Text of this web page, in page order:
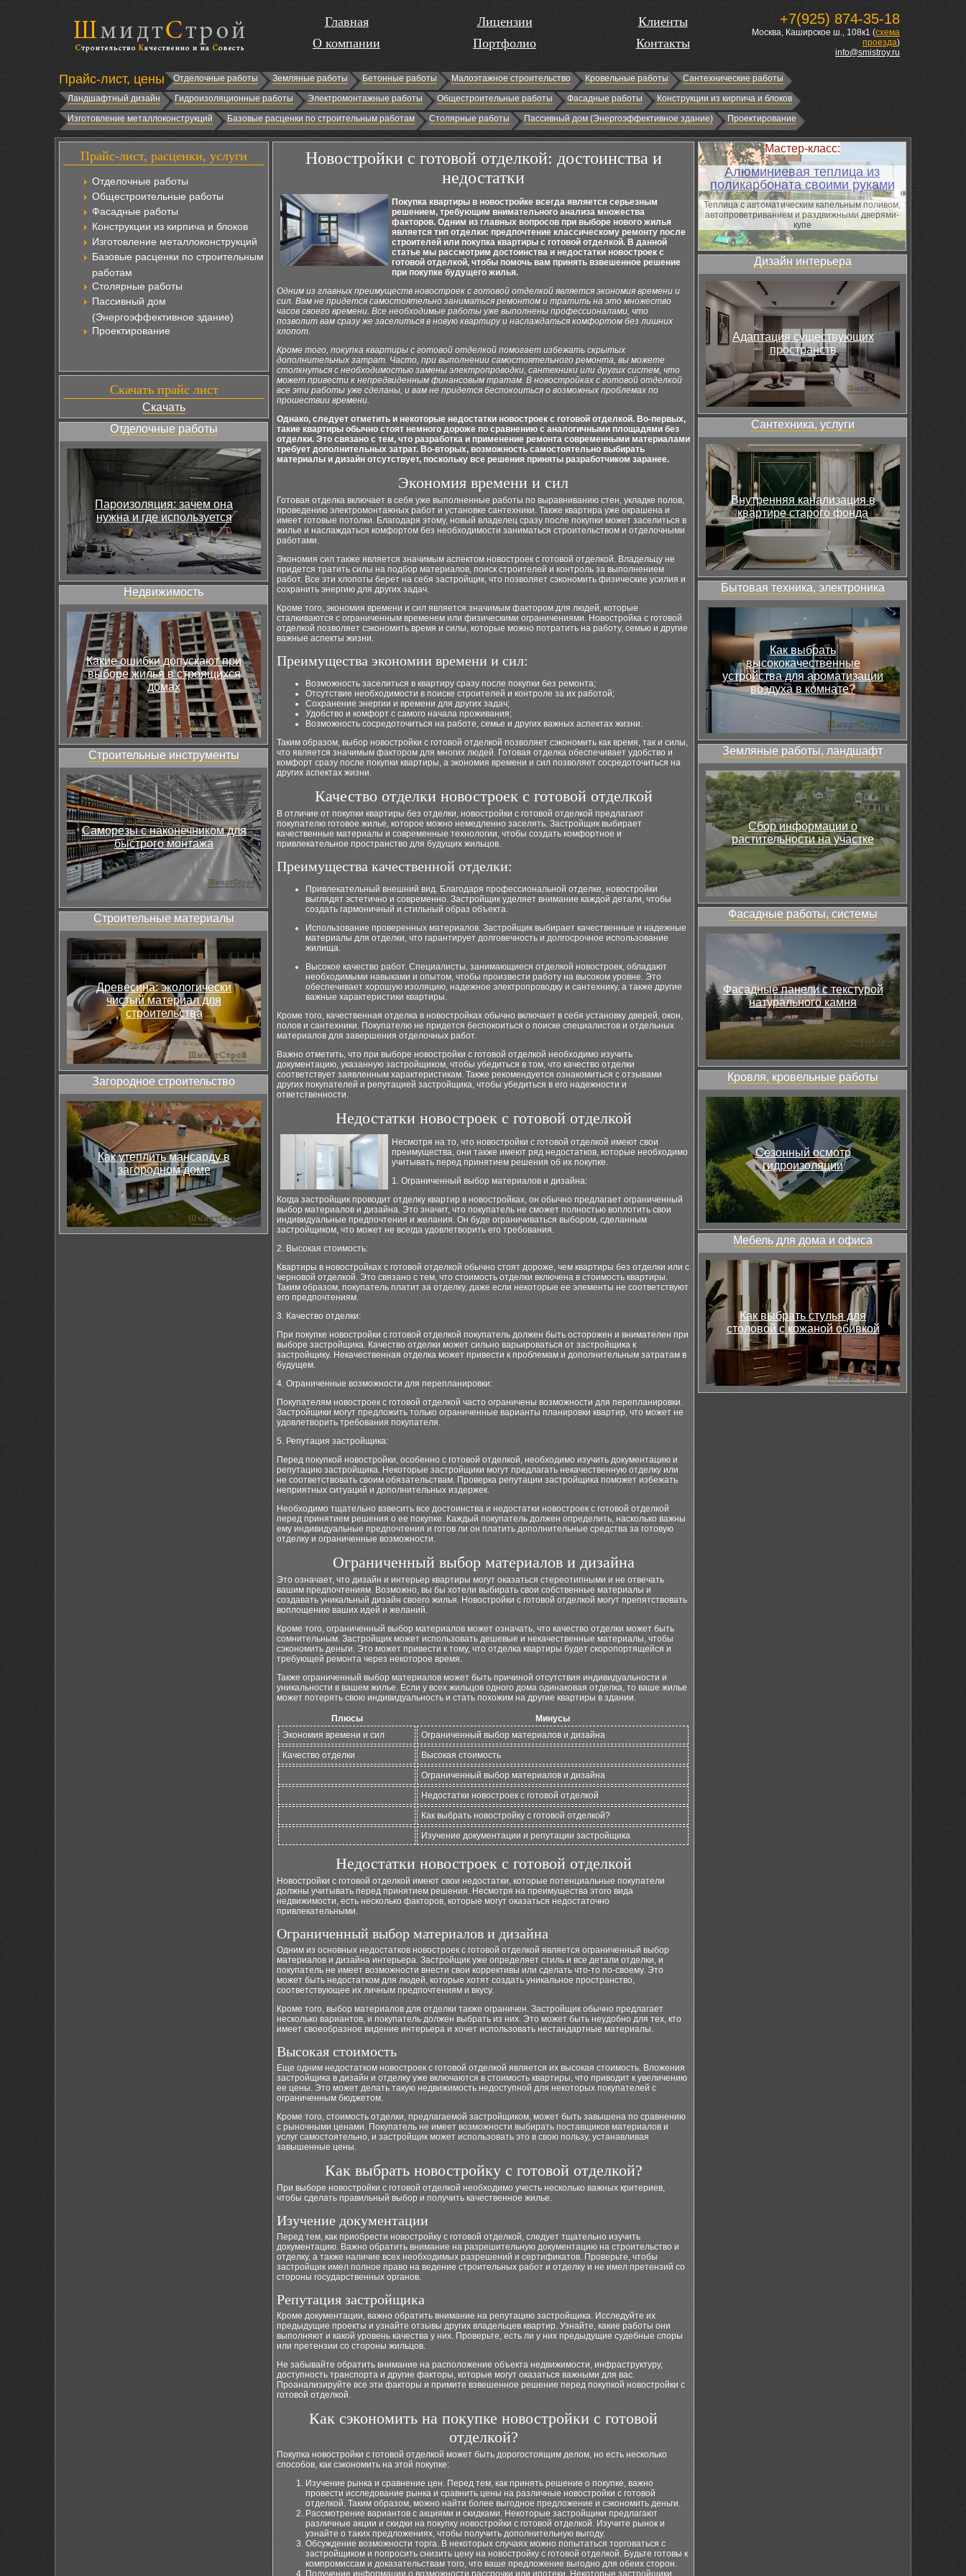
Главная
О компании
Лицензии
Портфолио
Клиенты
Контакты
+7(925) 874-35-18
Москва, Каширское ш., 108к1 (схема
проезда)
info@smistroy.ru
Прайс-лист, цены Отделочные работы Земляные работы Бетонные работы Малоэтажное строительство Кровельные работы
Сантехнические работы
Ландшафтный дизайн
Гидроизоляционные работы Электромонтажные работы Общестроительные работы Фасадные работы
Конструкции из кирпича и блоков
Изготовление металлоконструкций
Базовые расценки по строительным работам Столярные работы Пассивный дом (Энергоэффективное здание) Проектирование
Прайс-лист, расценки, услуги
Отделочные работы
Общестроительные работы
Фасадные работы
Конструкции из кирпича и блоков
Изготовление металлоконструкций
Базовые расценки по строительным
работам
Столярные работы
Пассивный дом
(Энергоэффективное здание)
Проектирование
Скачать прайс лист
Скачать
Отделочные работы
Пароизоляция: зачем она
нужна и где используется
Недвижимость
Какие ошибки допускают при
выборе жилья в строящихся
домах
Строительные инструменты
Саморезы с наконечником для
быстрого монтажа
Строительные материалы
Древесина: экологически
чистый материал для
строительства
Загородное строительство
Как утеплить мансарду в
загородном доме
Новостройки с готовой отделкой: достоинства и
недостатки
Покупка квартиры в новостройке всегда является серьезным
решением, требующим внимательного анализа множества
факторов. Одним из главных вопросов при выборе нового жилья
является тип отделки: предпочтение классическому ремонту после
строителей или покупка квартиры с готовой отделкой. В данной
статье мы рассмотрим достоинства и недостатки новостроек с
готовой отделкой, чтобы помочь вам принять взвешенное решение
при покупке будущего жилья.
Одним из главных преимуществ новостроек с готовой отделкой является экономия времени и
сил. Вам не придется самостоятельно заниматься ремонтом и тратить на это множество
часов своего времени. Все необходимые работы уже выполнены профессионалами, что
позволит вам сразу же заселиться в новую квартиру и наслаждаться комфортом без лишних
хлопот.
Кроме того, покупка квартиры с готовой отделкой помогает избежать скрытых
дополнительных затрат. Часто, при выполнении самостоятельного ремонта, вы можете
столкнуться с необходимостью замены электропроводки, сантехники или других систем, что
может привести к непредвиденным финансовым тратам. В новостройках с готовой отделкой
все эти работы уже сделаны, и вам не придется беспокоиться о возможных проблемах по
прошествии времени.
Однако, следует отметить и некоторые недостатки новостроек с готовой отделкой. Во-первых,
такие квартиры обычно стоят немного дороже по сравнению с аналогичными площадями без
отделки. Это связано с тем, что разработка и применение ремонта современными материалами
требует дополнительных затрат. Во-вторых, возможность самостоятельно выбирать
материалы и дизайн отсутствует, поскольку все решения приняты разработчиком заранее.
Экономия времени и сил
Готовая отделка включает в себя уже выполненные работы по выравниванию стен, укладке полов,
проведению электромонтажных работ и установке сантехники. Также квартира уже окрашена и
имеет готовые потолки. Благодаря этому, новый владелец сразу после покупки может заселиться в
жилье и наслаждаться комфортом без необходимости заниматься строительством и отделочными
работами.
Экономия сил также является значимым аспектом новостроек с готовой отделкой. Владельцу не
придется тратить силы на подбор материалов, поиск строителей и контроль за выполнением
работ. Все эти хлопоты берет на себя застройщик, что позволяет сэкономить физические усилия и
сохранить энергию для других задач.
Кроме того, экономия времени и сил является значимым фактором для людей, которые
сталкиваются с ограниченным временем или физическими ограничениями. Новостройка с готовой
отделкой позволяет сэкономить время и силы, которые можно потратить на работу, семью и другие
важные аспекты жизни.
Преимущества экономии времени и сил:
Возможность заселиться в квартиру сразу после покупки без ремонта;
Отсутствие необходимости в поиске строителей и контроле за их работой;
Сохранение энергии и времени для других задач;
Удобство и комфорт с самого начала проживания;
Возможность сосредоточиться на работе, семье и других важных аспектах жизни.
Таким образом, выбор новостройки с готовой отделкой позволяет сэкономить как время, так и силы,
что является значимым фактором для многих людей. Готовая отделка обеспечивает удобство и
комфорт сразу после покупки квартиры, а экономия времени и сил позволяет сосредоточиться на
других аспектах жизни.
Качество отделки новостроек с готовой отделкой
В отличие от покупки квартиры без отделки, новостройки с готовой отделкой предлагают
покупателю готовое жилье, которое можно немедленно заселять. Застройщик выбирает
качественные материалы и современные технологии, чтобы создать комфортное и
привлекательное пространство для будущих жильцов.
Преимущества качественной отделки:
Привлекательный внешний вид. Благодаря профессиональной отделке, новостройки
выглядят эстетично и современно. Застройщик уделяет внимание каждой детали, чтобы
создать гармоничный и стильный образ объекта.
Использование проверенных материалов. Застройщик выбирает качественные и надежные
материалы для отделки, что гарантирует долговечность и долгосрочное использование
жилища.
Высокое качество работ. Специалисты, занимающиеся отделкой новостроек, обладают
необходимыми навыками и опытом, чтобы произвести работу на высоком уровне. Это
обеспечивает хорошую изоляцию, надежное электропроводку и сантехнику, а также другие
важные характеристики квартиры.
Кроме того, качественная отделка в новостройках обычно включает в себя установку дверей, окон,
полов и сантехники. Покупателю не придется беспокоиться о поиске специалистов и отдельных
материалов для завершения отделочных работ.
Важно отметить, что при выборе новостройки с готовой отделкой необходимо изучить
документацию, указанную застройщиком, чтобы убедиться в том, что качество отделки
соответствует заявленным характеристикам. Также рекомендуется ознакомиться с отзывами
других покупателей и репутацией застройщика, чтобы убедиться в его надежности и
ответственности.
Недостатки новостроек с готовой отделкой
Несмотря на то, что новостройки с готовой отделкой имеют свои
преимущества, они также имеют ряд недостатков, которые необходимо
учитывать перед принятием решения об их покупке.
1. Ограниченный выбор материалов и дизайна:
Когда застройщик проводит отделку квартир в новостройках, он обычно предлагает ограниченный
выбор материалов и дизайна. Это значит, что покупатель не сможет полностью воплотить свои
индивидуальные предпочтения и желания. Он буде ограничиваться выбором, сделанным
застройщиком, что может не всегда удовлетворить его требования.
2. Высокая стоимость:
Квартиры в новостройках с готовой отделкой обычно стоят дороже, чем квартиры без отделки или с
черновой отделкой. Это связано с тем, что стоимость отделки включена в стоимость квартиры.
Таким образом, покупатель платит за отделку, даже если некоторые ее элементы не соответствуют
его предпочтениям.
3. Качество отделки:
При покупке новостройки с готовой отделкой покупатель должен быть осторожен и внимателен при
выборе застройщика. Качество отделки может сильно варьироваться от застройщика к
застройщику. Некачественная отделка может привести к проблемам и дополнительным затратам в
будущем.
4. Ограниченные возможности для перепланировки:
Покупателям новостроек с готовой отделкой часто ограничены возможности для перепланировки.
Застройщики могут предложить только ограниченные варианты планировки квартир, что может не
удовлетворить требования покупателя.
5. Репутация застройщика:
Перед покупкой новостройки, особенно с готовой отделкой, необходимо изучить документацию и
репутацию застройщика. Некоторые застройщики могут предлагать некачественную отделку или
не соответствовать своим обязательствам. Проверка репутации застройщика поможет избежать
неприятных ситуаций и дополнительных издержек.
Необходимо тщательно взвесить все достоинства и недостатки новостроек с готовой отделкой
перед принятием решения о ее покупке. Каждый покупатель должен определить, насколько важны
ему индивидуальные предпочтения и готов ли он платить дополнительные средства за готовую
отделку и ограниченные возможности.
Ограниченный выбор материалов и дизайна
Это означает, что дизайн и интерьер квартиры могут оказаться стереотипными и не отвечать
вашим предпочтениям. Возможно, вы бы хотели выбирать свои собственные материалы и
создавать уникальный дизайн своего жилья. Новостройки с готовой отделкой могут препятствовать
воплощению ваших идей и желаний.
Кроме того, ограниченный выбор материалов может означать, что качество отделки может быть
сомнительным. Застройщик может использовать дешевые и некачественные материалы, чтобы
сэкономить деньги. Это может привести к тому, что отделка квартиры будет скоропортящейся и
требующей ремонта через некоторое время.
Также ограниченный выбор материалов может быть причиной отсутствия индивидуальности и
уникальности в вашем жилье. Если у всех жильцов одного дома одинаковая отделка, то ваше жилье
может потерять свою индивидуальность и стать похожим на другие квартиры в здании.
Плюсы
Минусы
Экономия времени и сил
Ограниченный выбор материалов и дизайна
Качество отделки
Высокая стоимость
Ограниченный выбор материалов и дизайна
Недостатки новостроек с готовой отделкой
Как выбрать новостройку с готовой отделкой?
Изучение документации и репутации застройщика
Недостатки новостроек с готовой отделкой
Новостройки с готовой отделкой имеют свои недостатки, которые потенциальные покупатели
должны учитывать перед принятием решения. Несмотря на преимущества этого вида
недвижимости, есть несколько факторов, которые могут оказаться недостаточно
привлекательными.
Ограниченный выбор материалов и дизайна
Одним из основных недостатков новостроек с готовой отделкой является ограниченный выбор
материалов и дизайна интерьера. Застройщик уже определяет стиль и все детали отделки, и
покупатель не имеет возможности внести свои коррективы или сделать что-то по-своему. Это
может быть недостатком для людей, которые хотят создать уникальное пространство,
соответствующее их личным предпочтениям и вкусу.
Кроме того, выбор материалов для отделки также ограничен. Застройщик обычно предлагает
несколько вариантов, и покупатель должен выбрать из них. Это может быть неудобно для тех, кто
имеет своеобразное видение интерьера и хочет использовать нестандартные материалы.
Высокая стоимость
Еще одним недостатком новостроек с готовой отделкой является их высокая стоимость. Вложения
застройщика в дизайн и отделку уже включаются в стоимость квартиры, что приводит к увеличению
ее цены. Это может делать такую недвижимость недоступной для некоторых покупателей с
ограниченным бюджетом.
Кроме того, стоимость отделки, предлагаемой застройщиком, может быть завышена по сравнению
с рыночными ценами. Покупатель не имеет возможности выбирать поставщиков материалов и
услуг самостоятельно, и застройщик может использовать это в свою пользу, устанавливая
завышенные цены.
Как выбрать новостройку с готовой отделкой?
При выборе новостройки с готовой отделкой необходимо учесть несколько важных критериев,
чтобы сделать правильный выбор и получить качественное жилье.
Изучение документации
Перед тем, как приобрести новостройку с готовой отделкой, следует тщательно изучить
документацию. Важно обратить внимание на разрешительную документацию на строительство и
отделку, а также наличие всех необходимых разрешений и сертификатов. Проверьте, чтобы
застройщик имел полное право на ведение строительных работ и отделку и не имел претензий со
стороны государственных органов.
Репутация застройщика
Кроме документации, важно обратить внимание на репутацию застройщика. Исследуйте их
предыдущие проекты и узнайте отзывы других владельцев квартир. Узнайте, какие работы они
выполняют и какой уровень качества у них. Проверьте, есть ли у них предыдущие судебные споры
или претензии со стороны жильцов.
Не забывайте обратить внимание на расположение объекта недвижимости, инфраструктуру,
доступность транспорта и другие факторы, которые могут оказаться важными для вас.
Проанализируйте все эти факторы и примите взвешенное решение перед покупкой новостройки с
готовой отделкой.
Как сэкономить на покупке новостройки с готовой
отделкой?
Покупка новостройки с готовой отделкой может быть дорогостоящим делом, но есть несколько
способов, как сэкономить на этой покупке:
Изучение рынка и сравнение цен. Перед тем, как принять решение о покупке, важно
провести исследование рынка и сравнить цены на различные новостройки с готовой
отделкой. Таким образом, можно найти более выгодное предложение и сэкономить деньги.
Рассмотрение вариантов с акциями и скидками. Некоторые застройщики предлагают
различные акции и скидки на покупку новостройки с готовой отделкой. Изучите рынок и
узнайте о таких предложениях, чтобы получить дополнительную выгоду.
Обсуждение возможности торга. В некоторых случаях можно попытаться торговаться с
застройщиком и попросить снизить цену на новостройку с готовой отделкой. Будьте готовы к
компромиссам и доказательствам того, что ваше предложение выгодно для обеих сторон.
Получение информации о возможности рассрочки или ипотеки. Некоторые застройщики
Мастер-класс:
Алюминиевая теплица из
поликарбоната своими руками
Теплица с автоматическим капельным поливом,
автопроветриванием и раздвижными дверями-
купе
Дизайн интерьера
Адаптация существующих
пространств
Сантехника, услуги
Внутренняя канализация в
квартире старого фонда
Бытовая техника, электроника
Как выбрать
высококачественные
устройства для ароматизации
воздуха в комнате?
Земляные работы, ландшафт
Сбор информации о
растительности на участке
Фасадные работы, системы
Фасадные панели с текстурой
натурального камня
Кровля, кровельные работы
Сезонный осмотр
гидроизоляции
Мебель для дома и офиса
Как выбрать стулья для
столовой с кожаной обивкой